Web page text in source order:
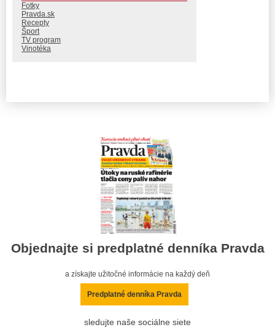
Fotky
Pravda.sk
Recepty
Šport
TV program
Vinotéka
Objednajte si predplatné denníka Pravda
a získajte užitočné informácie na každý deň
Predplatné denníka Pravda
sledujte naše sociálne siete